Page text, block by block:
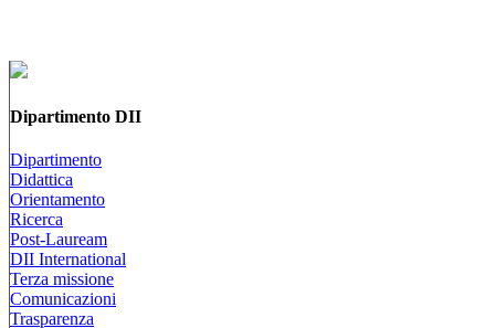
Dipartimento DII
Dipartimento
Didattica
Orientamento
Ricerca
Post-Lauream
DII International
Terza missione
Comunicazioni
Trasparenza